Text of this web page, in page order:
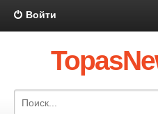
Войти